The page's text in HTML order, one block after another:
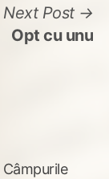
Next Post
Opt cu unu
Câmpurile